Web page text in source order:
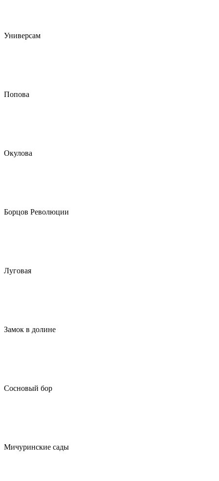
Универсам
Попова
Окулова
Борцов Революции
Луговая
Замок в долине
Сосновый бор
Мичуринские сады